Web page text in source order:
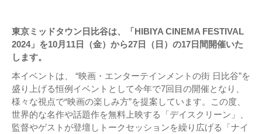
東京ミッドタウン日比谷は、「HIBIYA CINEMA FESTIVAL
2024」を10月11日（金）から27日（日）の17日間開催いた
します。
本イベントは、 “映画・エンターテインメントの街 日比谷”を
盛り上げる恒例イベントとして今年で7回目の開催となり、
様々な視点で“映画の楽しみ方”を提案しています。この度、
世界的な名作や話題作を無料上映する「デイスクリーン」、
監督やゲストが登壇しトークセッションを繰り広げる「ナイ